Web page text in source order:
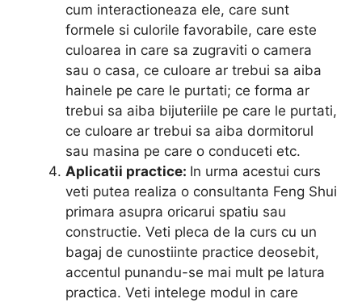
cum interactioneaza ele, care sunt
formele si culorile favorabile, care este
culoarea in care sa zugraviti o camera
sau o casa, ce culoare ar trebui sa aiba
hainele pe care le purtati; ce forma ar
trebui sa aiba bijuteriile pe care le purtati,
ce culoare ar trebui sa aiba dormitorul
sau masina pe care o conduceti etc.
Aplicatii practice: In urma acestui curs
veti putea realiza o consultanta Feng Shui
primara asupra oricarui spatiu sau
constructie. Veti pleca de la curs cu un
bagaj de cunostiinte practice deosebit,
accentul punandu-se mai mult pe latura
practica. Veti intelege modul in care